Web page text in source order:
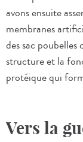
avons ensuite
membranes
des sac poubelles
structure et la
protéique qui
Vers la